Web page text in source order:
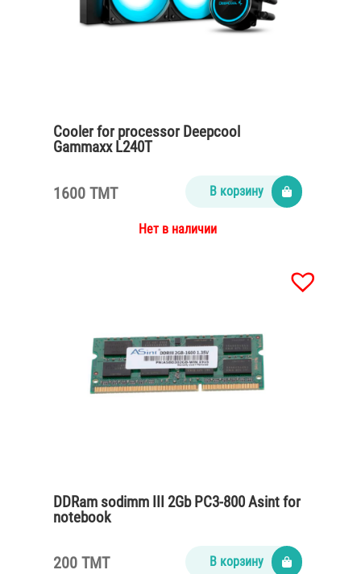
Cooler for processor Deepcool
Gammaxx L240T
1600 TMT В корзину
Нет в наличии
DDRam sodimm III 2Gb PC3-800 Asint for
notebook
200 TMT В корзину